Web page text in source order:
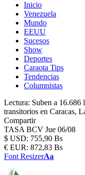
Inicio
Venezuela
Mundo
EEUU
Sucesos
Show
Deportes
Caraota Tips
Tendencias
Columnistas
Lectura: Suben a 16.686
transitorios en Caracas,
Compartir
TASA BCV Jue 06/08
$ USD: 755,90 Bs
€ EUR: 872,83 Bs
Font ResizerAa